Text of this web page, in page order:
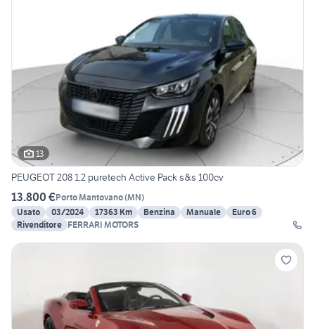
13
PEUGEOT 208 1.2 puretech Active Pack s&s 100cv
13.800 €Porto Mantovano(MN)
Usato
03/2024 17363 Km Benzina Manuale
Euro 6
Rivenditore FERRARI MOTORS